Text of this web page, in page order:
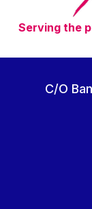
Serving the
C/O